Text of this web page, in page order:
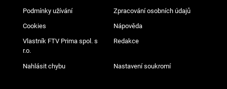
Podmínky užívání Zpracování osobních údajů
Cookies Nápověda
Vlastník FTV Prima spol. s
r.o.
Redakce
Nahlásit chybu Nastavení soukromí